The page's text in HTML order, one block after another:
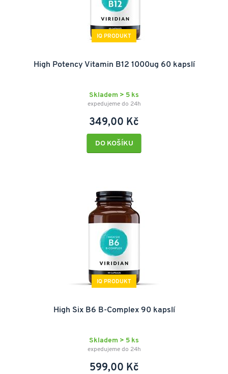
IQ PRODUKT
High Potency Vitamin B12 1000ug 60 kapslí
Skladem > 5 ks
expedujeme do 24h
349,00 Kč
DO KOŠÍKU
IQ PRODUKT
High Six B6 B-Complex 90 kapslí
Skladem > 5 ks
expedujeme do 24h
599,00 Kč